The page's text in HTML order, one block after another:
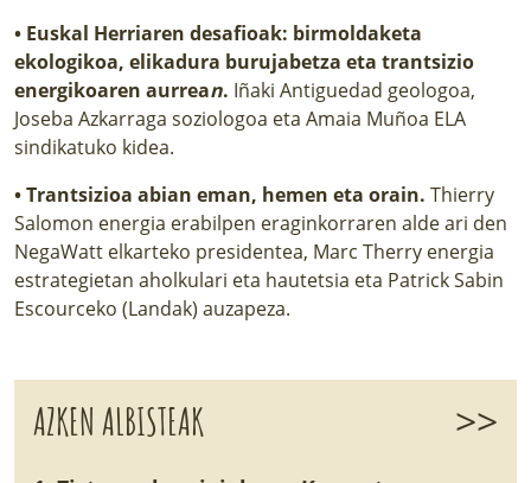
• Euskal Herriaren desafioak: birmoldaketa
ekologikoa, elikadura burujabetza eta trantsizio
energikoaren aurrean. Iñaki Antiguedad geologoa,
Joseba Azkarraga soziologoa eta Amaia Muñoa ELA
sindikatuko kidea.
•Trantsizioa abian eman, hemen eta orain. Thierry
Salomon energia erabilpen eraginkorraren alde ari den
NegaWatt elkarteko presidentea, Marc Therry energia
estrategietan aholkulari eta hautetsia eta Patrick Sabin
Escourceko (Landak) auzapeza.
AZKEN ALBISTEAK >>